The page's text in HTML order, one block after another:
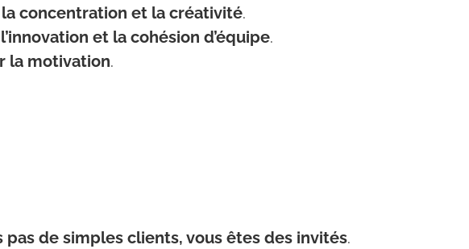
concentration et la créativité.
et la cohésion d’équipe.
la motivation.
pas de simples clients, vous êtes des invités.